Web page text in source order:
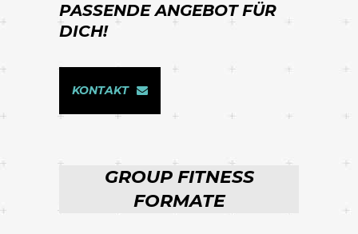
PASSENDE ANGEBOT FÜR
DICH!
KONTAKT
GROUP FITNESS
FORMATE